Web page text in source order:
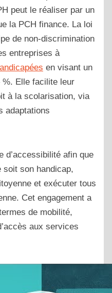
peut le réaliser par un
la PCH finance. La loi
de non-discrimination
entreprises à
en visant un
%. Elle facilite leur
à la scolarisation, via
adaptations
d’accessibilité afin que
soit son handicap,
et exécuter tous
Cet engagement a
de mobilité,
aux services